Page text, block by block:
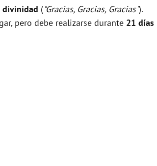
divinidad ("Gracias, Gracias, Gracias").
pero debe realizarse durante 21 días